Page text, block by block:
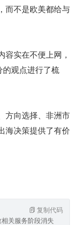
而不是欧美都给与
实在不便上网，
的观点进行了梳
方向选择、非洲市
海决策提供了有价
关服务阶段消失，行业
复制代码